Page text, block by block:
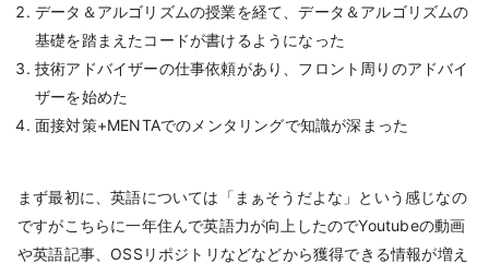
データ＆アルゴリズムの授業を経て、データ＆アルゴリズムの
基礎を踏まえたコードが書けるようになった
技術アドバイザーの仕事依頼があり、フロント周りのアドバイ
ザーを始めた
面接対策+MENTAでのメンタリングで知識が深まった
まず最初に、英語については「まぁそうだよな」という感じなの
ですがこちらに一年住んで英語力が向上したのでYoutubeの動画
や英語記事、OSSリポジトリなどなどから獲得できる情報が増え